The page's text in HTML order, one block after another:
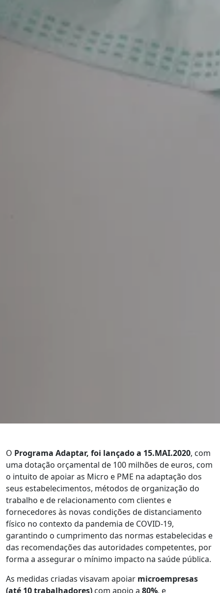
O Programa Adaptar, foi lançado a 15.MAI.2020, com
uma dotação orçamental de 100 milhões de euros, com
o intuito de apoiar as Micro e PME na adaptação dos
seus estabelecimentos, métodos de organização do
trabalho e de relacionamento com clientes e
fornecedores às novas condições de distanciamento
físico no contexto da pandemia de COVID-19,
garantindo o cumprimento das normas estabelecidas e
das recomendações das autoridades competentes, por
forma a assegurar o mínimo impacto na saúde pública.
As medidas criadas visavam apoiar microempresas
(até 10 trabalhadores) com apoio a 80%, e